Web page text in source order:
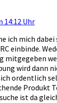
14:12 Uhr
ich mich
einbinde.
mitgegeben
wird dann
ordentlich
Produkt
ist da